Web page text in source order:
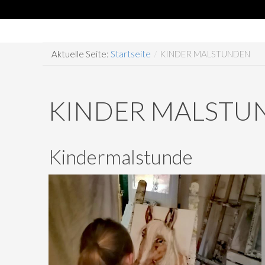
Aktuelle Seite: Startseite / KINDER MALSTUNDEN
KINDER
Kindermalstunde